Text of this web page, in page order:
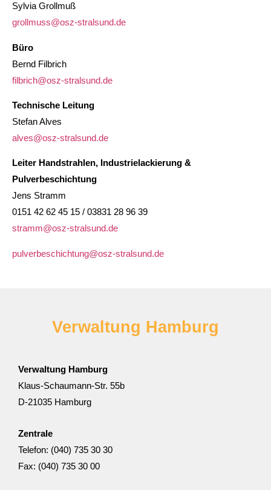
Sylvia Grollmuß
grollmuss@osz-stralsund.de
Büro
Bernd Filbrich
filbrich@osz-stralsund.de
Technische Leitung
Stefan Alves
alves@osz-stralsund.de
Leiter Handstrahlen, Industrielackierung &
Pulverbeschichtung
Jens Stramm
0151 42 62 45 15 / 03831 28 96 39
stramm@osz-stralsund.de
pulverbeschichtung@osz-stralsund.de
Verwaltung Hamburg
Verwaltung Hamburg
Klaus-Schaumann-Str. 55b
D-21035 Hamburg
Zentrale
Telefon: (040) 735 30 30
Fax: (040) 735 30 00